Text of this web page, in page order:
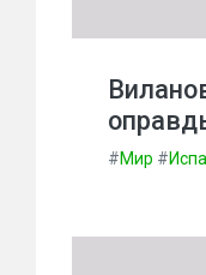
#Мир #